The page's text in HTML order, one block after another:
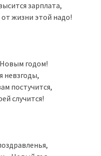
зарплата,
жизни этой надо!
годом!
невзгоды,
постучится,
случится!